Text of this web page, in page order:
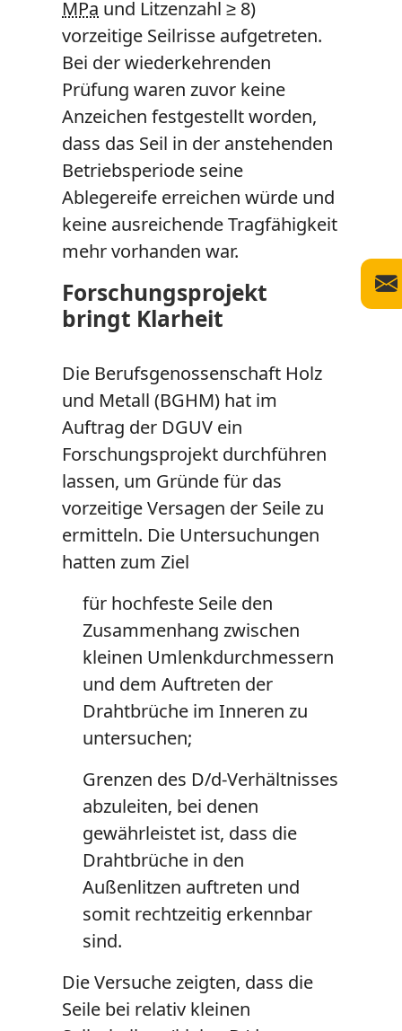
MPa und Litzenzahl ≥ 8)
vorzeitige Seilrisse aufgetreten.
Bei der wiederkehrenden
Prüfung waren zuvor keine
Anzeichen festgestellt worden,
dass das Seil in der anstehenden
Betriebsperiode seine
Ablegereife erreichen würde und
keine ausreichende Tragfähigkeit
mehr vorhanden war.
Forschungsprojekt
bringt Klarheit
Die Berufsgenossenschaft Holz
und Metall (BGHM) hat im
Auftrag der DGUV ein
Forschungsprojekt durchführen
lassen, um Gründe für das
vorzeitige Versagen der Seile zu
ermitteln. Die Untersuchungen
hatten zum Ziel
für hochfeste Seile den
Zusammenhang zwischen
kleinen Umlenkdurchmessern
und dem Auftreten der
Drahtbrüche im Inneren zu
untersuchen;
Grenzen des D/d-Verhältnisses
abzuleiten, bei denen
gewährleistet ist, dass die
Drahtbrüche in den
Außenlitzen auftreten und
somit rechtzeitig erkennbar
sind.
Die Versuche zeigten, dass die
Seile bei relativ kleinen